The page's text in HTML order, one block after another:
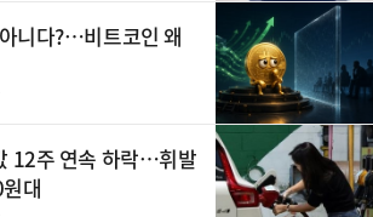
니다?…비트코인 왜
12주 연속 하락…휘발
대